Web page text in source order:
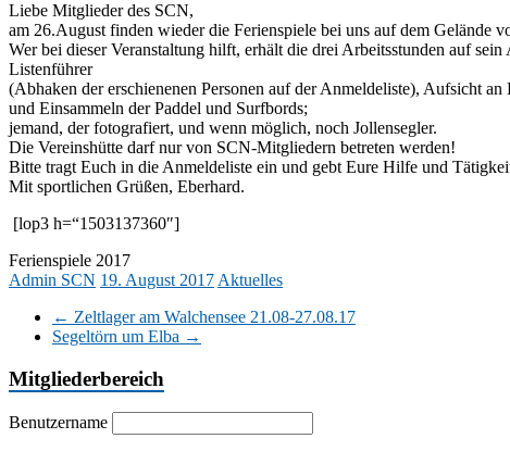
Liebe Mitglieder des SCN,
am 26.August finden wieder die Ferienspiele bei uns auf dem Gelände
Wer bei dieser Veranstaltung hilft, erhält die drei Arbeitsstunden auf
Listenführer
(Abhaken der erschienenen Personen auf der Anmeldeliste), Aufsicht
und Einsammeln der Paddel und Surfbords;
jemand, der fotografiert, und wenn möglich, noch Jollensegler.
Die Vereinshütte darf nur von SCN-Mitgliedern betreten werden!
Bitte tragt Euch in die Anmeldeliste ein und gebt Eure Hilfe und
Mit sportlichen Grüßen, Eberhard.
[lop3 h=“1503137360″]
Ferienspiele 2017
Admin SCN 19. August 2017 Aktuelles
← Zeltlager am Walchensee 21.08-27.08.17
Segeltörn um Elba →
Mitgliederbereich
Benutzername